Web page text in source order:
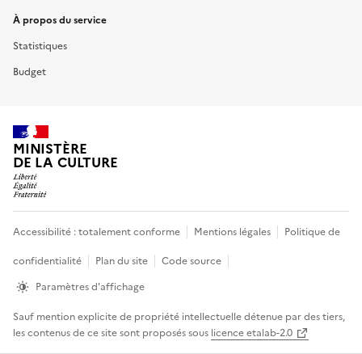
À propos du service
Statistiques
Budget
MINISTÈRE
DE LA CULTURE
Informations
légales
Accessibilité : totalement conforme Mentions légales
Politique de
confidentialité
Plan du site
Code source
Paramètres d'affichage
Sauf mention explicite de propriété intellectuelle détenue par des tiers,
les contenus de ce site sont proposés sous licence etalab-2.0